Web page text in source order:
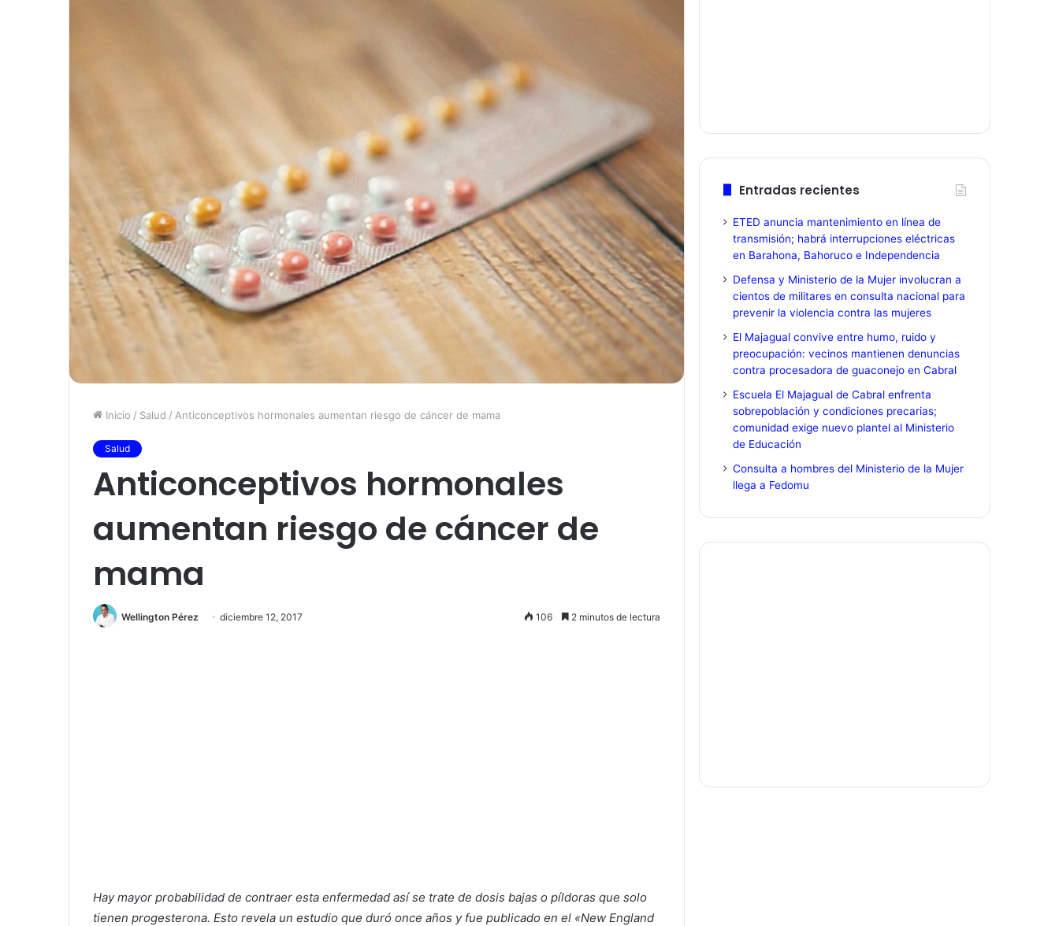
Inicio / Salud / Anticonceptivos hormonales aumentan riesgo de cáncer de mama
Salud
Anticonceptivos hormonales
aumentan riesgo de cáncer de
mama
Wellington Pérez diciembre 12, 2017 106 2 minutos de lectura
Hay mayor probabilidad de contraer esta enfermedad así se trate de dosis bajas o píldoras que solo
tienen progesterona. Esto revela un estudio que duró once años y fue publicado en el «New England
Entradas recientes
ETED anuncia mantenimiento en línea de
transmisión; habrá interrupciones eléctricas
en Barahona, Bahoruco e Independencia
Defensa y Ministerio de la Mujer involucran a
cientos de militares en consulta nacional para
prevenir la violencia contra las mujeres
El Majagual convive entre humo, ruido y
preocupación: vecinos mantienen denuncias
contra procesadora de guaconejo en Cabral
Escuela El Majagual de Cabral enfrenta
sobrepoblación y condiciones precarias;
comunidad exige nuevo plantel al Ministerio
de Educación
Consulta a hombres del Ministerio de la Mujer
llega a Fedomu